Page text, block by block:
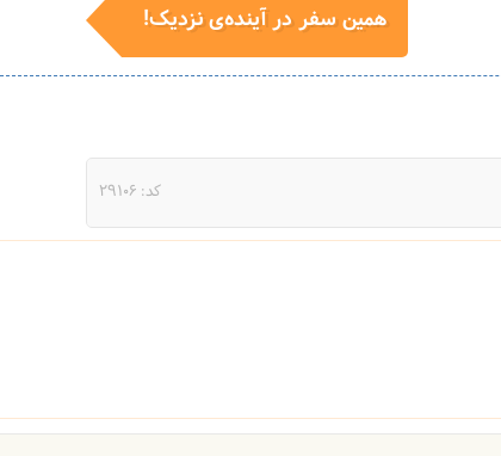
همین سفر در آینده‌ی نزدیک!
کد: 29106